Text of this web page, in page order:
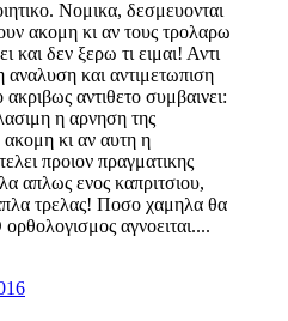
Νομικα, δεσμευονται
ακομη κι αν τους τρολαρω
και δεν ξερω τι ειμαι! Αντι
αναλυση και αντιμετωπιση
αντιθετο συμβαινει:
η αρνηση της
κι αν αυτη η
προιον πραγματικης
απλως ενος καπριτσιου,
τρελας! Ποσο χαμηλα θα
αγνοειται....